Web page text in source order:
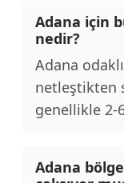
Adana için
nedir?
Adana
netleştikten
genellikle 2-
Adana